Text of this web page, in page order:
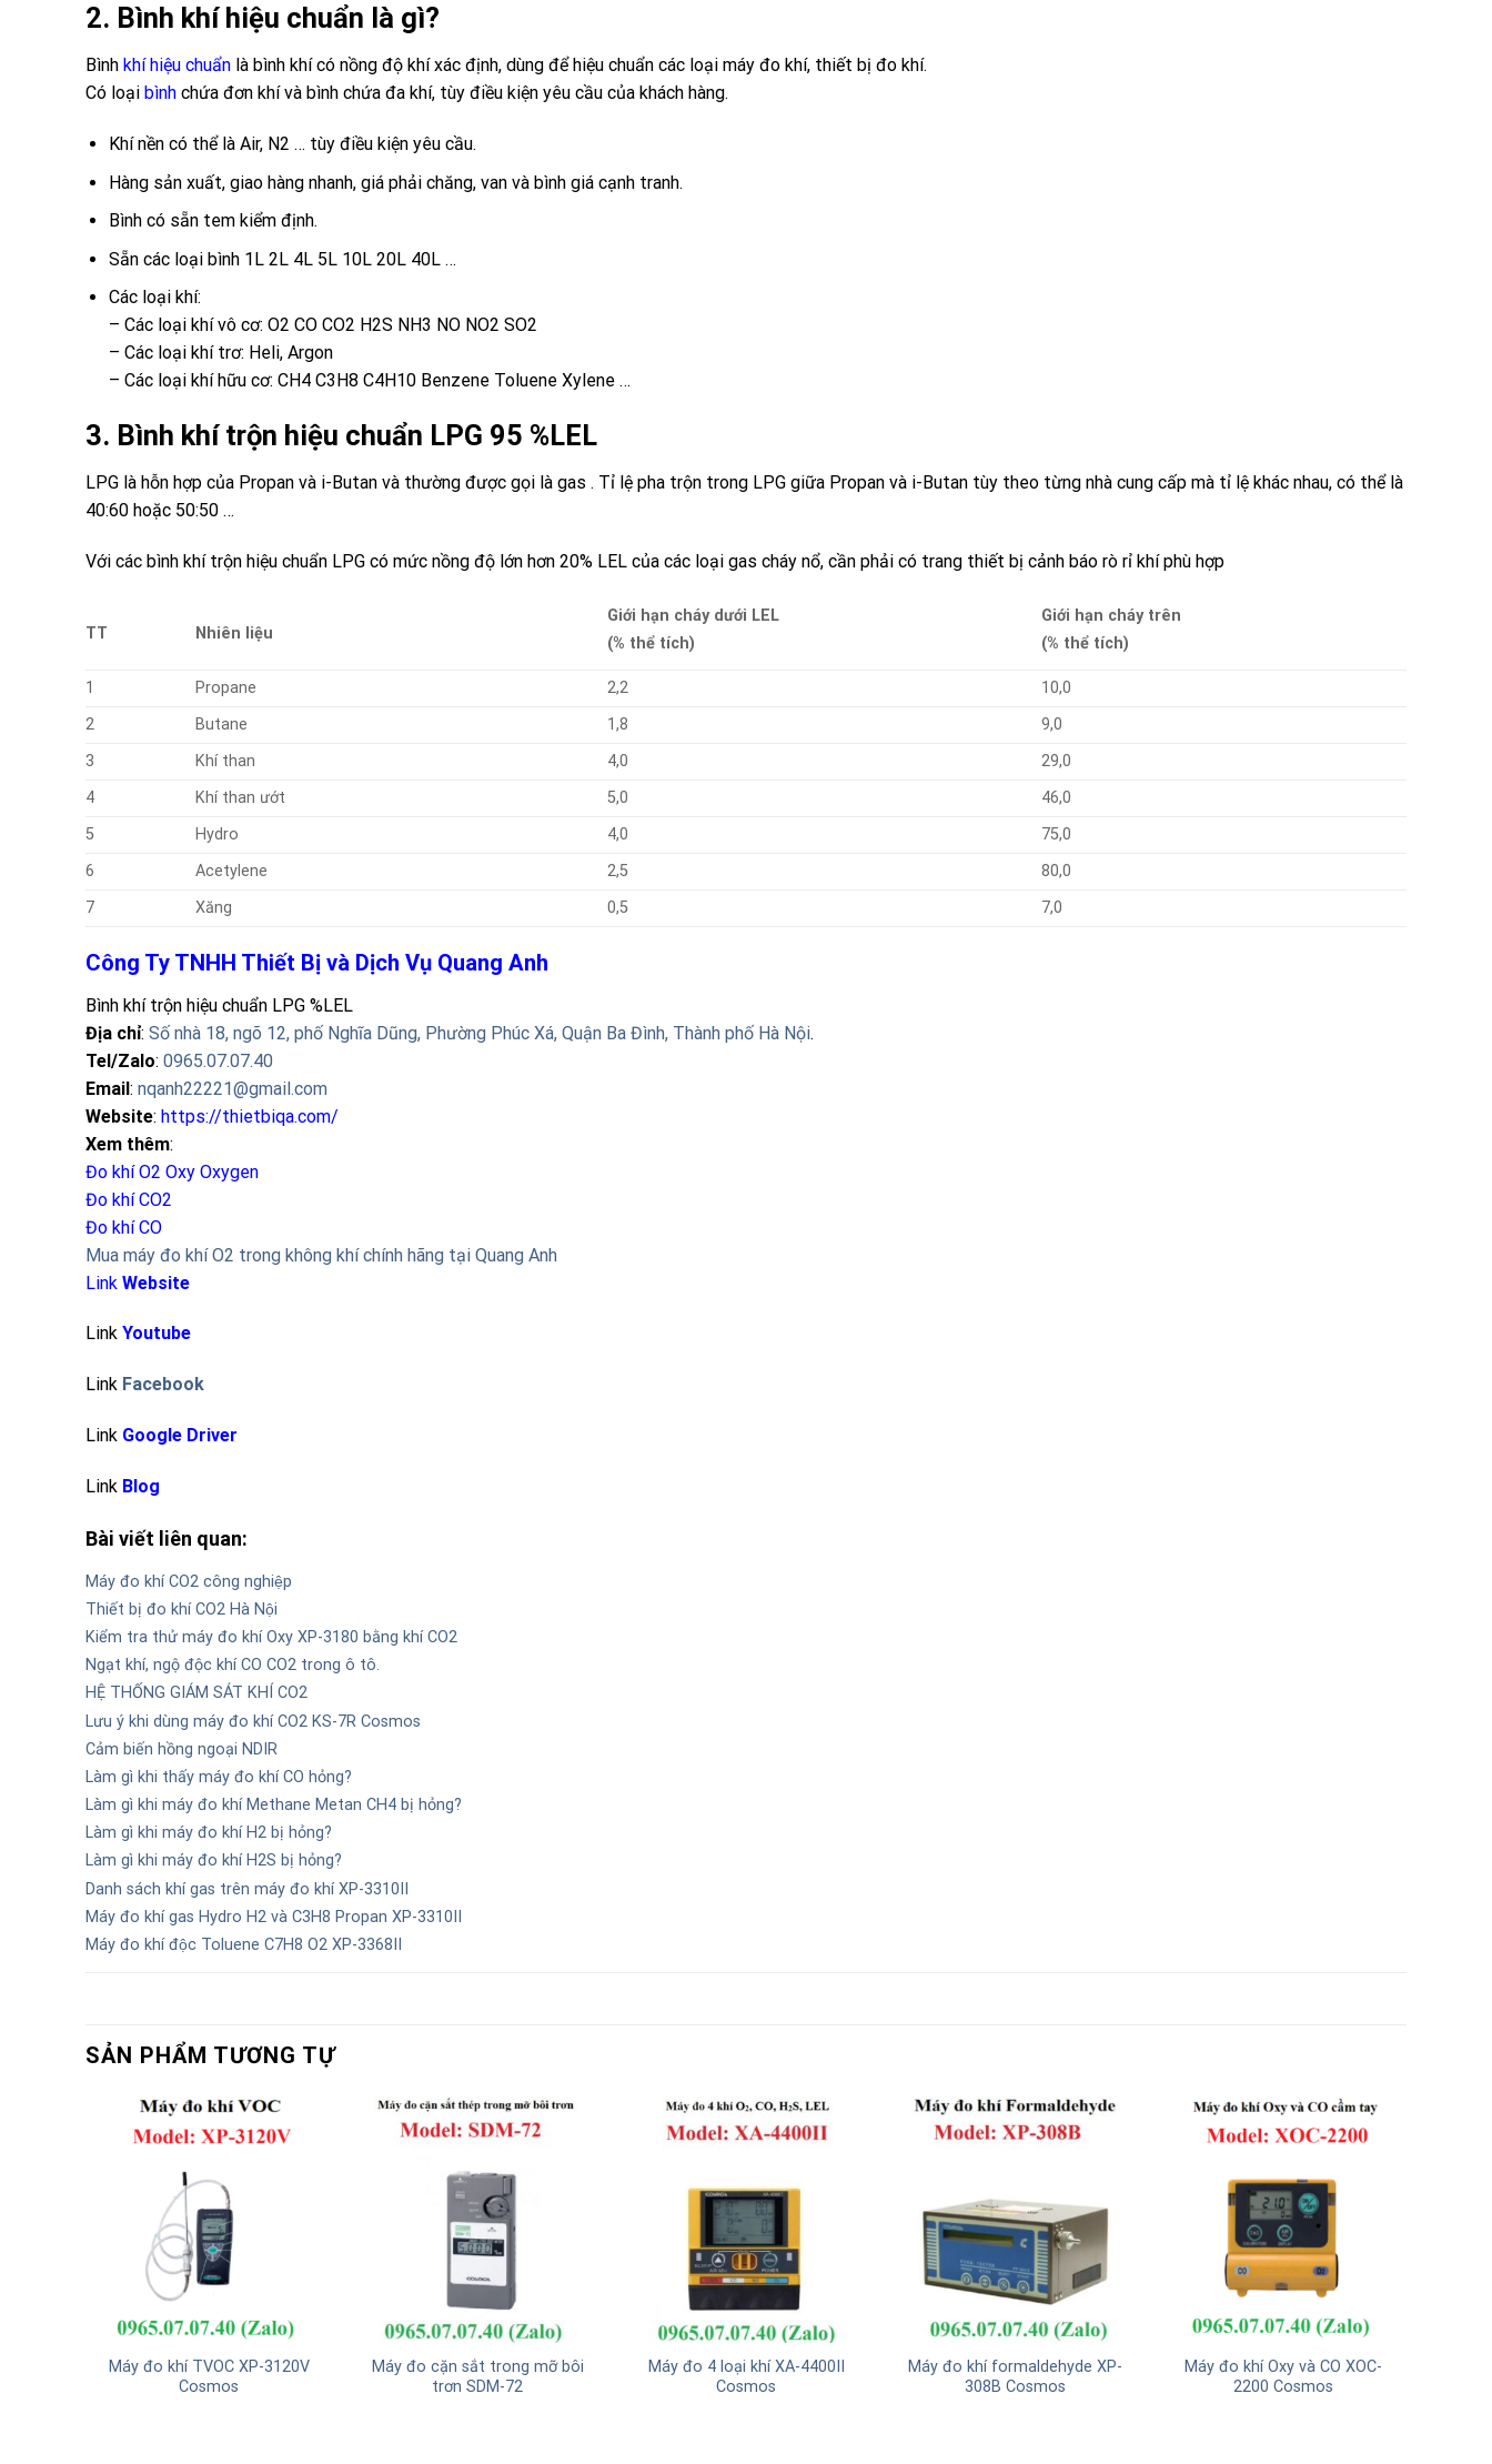
2. Bình khí hiệu chuẩn là gì?
Bình khí hiệu chuẩn là bình khí có nồng độ khí xác định, dùng để hiệu chuẩn các loại máy đo khí, thiết bị đo khí.
Có loại bình chứa đơn khí và bình chứa đa khí, tùy điều kiện yêu cầu của khách hàng.
Khí nền có thể là Air, N2 … tùy điều kiện yêu cầu.
Hàng sản xuất, giao hàng nhanh, giá phải chăng, van và bình giá cạnh tranh.
Bình có sẵn tem kiểm định.
Sẵn các loại bình 1L 2L 4L 5L 10L 20L 40L …
Các loại khí:
– Các loại khí vô cơ: O2 CO CO2 H2S NH3 NO NO2 SO2
– Các loại khí trơ: Heli, Argon
– Các loại khí hữu cơ: CH4 C3H8 C4H10 Benzene Toluene Xylene …
3. Bình khí trộn hiệu chuẩn LPG 95 %LEL
LPG là hỗn hợp của Propan và i-Butan và thường được gọi là gas . Tỉ lệ pha trộn trong LPG giữa Propan và i-Butan tùy theo từng nhà cung cấp mà tỉ lệ khác nhau, có thể là
40:60 hoặc 50:50 …
Với các bình khí trộn hiệu chuẩn LPG có mức nồng độ lớn hơn 20% LEL của các loại gas cháy nổ, cần phải có trang thiết bị cảnh báo rò rỉ khí phù hợp
TT Nhiên liệu
Giới hạn cháy dưới LEL
(% thể tích)
Giới hạn cháy trên
(% thể tích)
1 Propane 2,2
10,0
2
Butane 1,8
9,0
3
Khí than 4,0
29,0
4
Khí than ướt 5,0
46,0
5
Hydro 4,0
75,0
6
Acetylene 2,5
80,0
7
Xăng 0,5 7,0
Công Ty TNHH Thiết Bị và Dịch Vụ Quang Anh
Bình khí trộn hiệu chuẩn LPG %LEL
Địa chỉ: Số nhà 18, ngõ 12, phố Nghĩa Dũng, Phường Phúc Xá, Quận Ba Đình, Thành phố Hà Nội.
Tel/Zalo: 0965.07.07.40
Email: nqanh22221@gmail.com
Website: https://thietbiqa.com/
Xem thêm:
Đo khí O2 Oxy Oxygen
Đo khí CO2
Đo khí CO
Mua máy đo khí O2 trong không khí chính hãng tại Quang Anh
Link Website
Link Youtube
Link Facebook
Link Google Driver
Link Blog
Bài viết liên quan:
Máy đo khí CO2 công nghiệp
Thiết bị đo khí CO2 Hà Nội
Kiểm tra thử máy đo khí Oxy XP-3180 bằng khí CO2
Ngạt khí, ngộ độc khí CO CO2 trong ô tô.
HỆ THỐNG GIÁM SÁT KHÍ CO2
Lưu ý khi dùng máy đo khí CO2 KS-7R Cosmos
Cảm biến hồng ngoại NDIR
Làm gì khi thấy máy đo khí CO hỏng?
Làm gì khi máy đo khí Methane Metan CH4 bị hỏng?
Làm gì khi máy đo khí H2 bị hỏng?
Làm gì khi máy đo khí H2S bị hỏng?
Danh sách khí gas trên máy đo khí XP-3310II
Máy đo khí gas Hydro H2 và C3H8 Propan XP-3310II
Máy đo khí độc Toluene C7H8 O2 XP-3368II
SẢN PHẨM TƯƠNG TỰ
Máy đo khí TVOC XP-3120V
Cosmos
Máy đo cặn sắt trong mỡ bôi
trơn SDM-72
Máy đo 4 loại khí XA-4400II
Cosmos
Máy đo khí formaldehyde XP-
308B Cosmos
Máy đo khí Oxy và CO XOC-
2200 Cosmos